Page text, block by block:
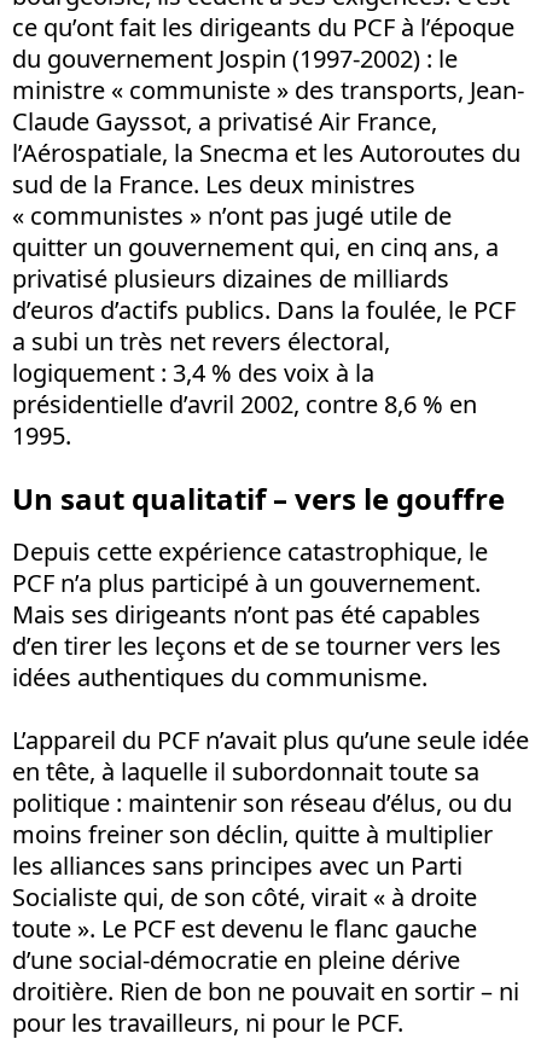
ce qu’ont fait les dirigeants du PCF à l’époque
du gouvernement Jospin (1997-2002) : le
ministre « communiste » des transports, Jean-
Claude Gayssot, a privatisé Air France,
l’Aérospatiale, la Snecma et les Autoroutes du
sud de la France. Les deux ministres
« communistes » n’ont pas jugé utile de
quitter un gouvernement qui, en cinq ans, a
privatisé plusieurs dizaines de milliards
d’euros d’actifs publics. Dans la foulée, le PCF
a subi un très net revers électoral,
logiquement : 3,4 % des voix à la
présidentielle d’avril 2002, contre 8,6 % en
1995.
Un saut qualitatif – vers le gouffre
Depuis cette expérience catastrophique, le
PCF n’a plus participé à un gouvernement.
Mais ses dirigeants n’ont pas été capables
d’en tirer les leçons et de se tourner vers les
idées authentiques du communisme.
L’appareil du PCF n’avait plus qu’une seule idée
en tête, à laquelle il subordonnait toute sa
politique : maintenir son réseau d’élus, ou du
moins freiner son déclin, quitte à multiplier
les alliances sans principes avec un Parti
Socialiste qui, de son côté, virait « à droite
toute ». Le PCF est devenu le flanc gauche
d’une social-démocratie en pleine dérive
droitière. Rien de bon ne pouvait en sortir – ni
pour les travailleurs, ni pour le PCF.